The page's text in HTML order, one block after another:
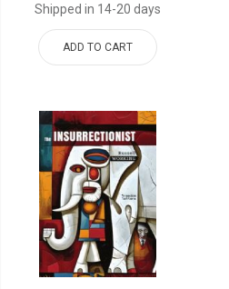
Shipped in 14-20 days
ADD TO CART